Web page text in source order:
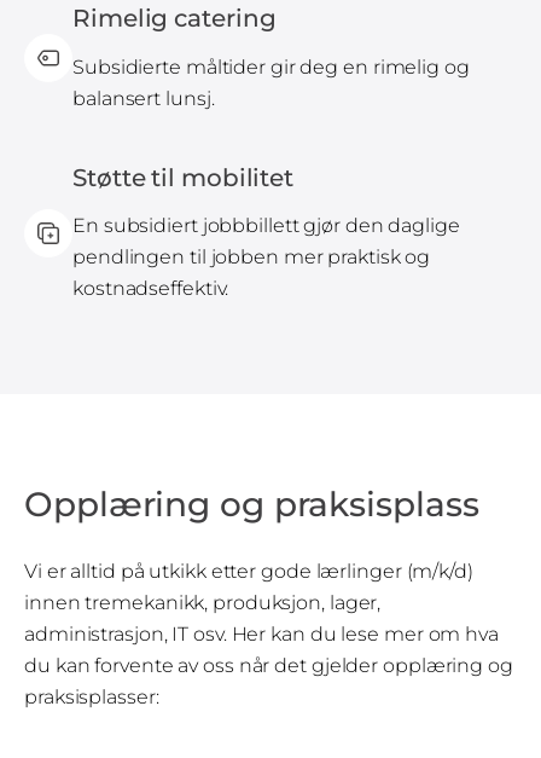
Rimelig catering
Subsidierte måltider gir deg en rimelig og
balansert lunsj.
Støtte til mobilitet
En subsidiert jobbbillett gjør den daglige
pendlingen til jobben mer praktisk og
kostnadseffektiv.
Opplæring og praksisplass
Vi er alltid på utkikk etter gode lærlinger (m/k/d)
innen tremekanikk, produksjon, lager,
administrasjon, IT osv. Her kan du lese mer om hva
du kan forvente av oss når det gjelder opplæring og
praksisplasser: